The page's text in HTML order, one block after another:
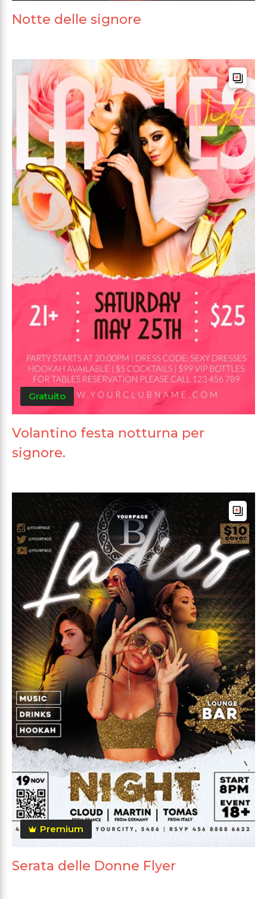
Notte delle signore
Gratuito
Volantino festa notturna per
signore.
Premium
Serata delle Donne Flyer